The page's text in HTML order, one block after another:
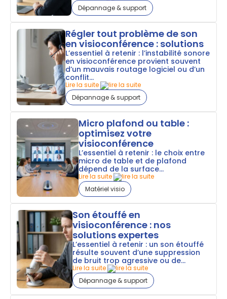
Dépannage & support
Régler tout problème de son
en visioconférence : solutions
L’essentiel à retenir : l’instabilité sonore
en visioconférence provient souvent
d’un mauvais routage logiciel ou d’un
conflit...
Lire la suite
Dépannage & support
Micro plafond ou table :
optimisez votre
visioconférence
L’essentiel à retenir : le choix entre
micro de table et de plafond
dépend de la surface...
Lire la suite
Matériel visio
Son étouffé en
visioconférence : nos
solutions expertes
L’essentiel à retenir : un son étouffé
résulte souvent d’une suppression
de bruit trop agressive ou de...
Lire la suite
Dépannage & support